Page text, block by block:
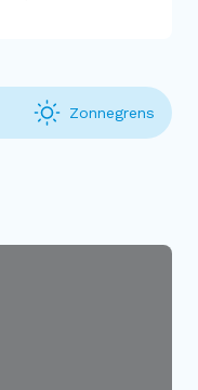
Zonnegrens